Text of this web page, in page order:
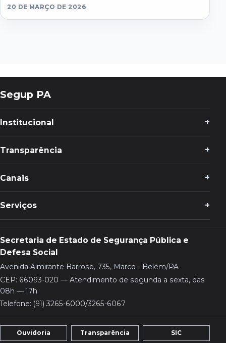
20 DE MARÇO DE 2026
Segup PA
Institucional
Transparência
Canais
Serviços
Secretaria de Estado de Segurança Pública e
Defesa Social
Avenida Almirante Barroso, 735, Marco - Belém/PA
CEP: 66093-020 — Atendimento de segunda a sexta, das
08h — 17h
Telefone: (91) 3265-6000/3265-6067
Ouvidoria Transparência SIC